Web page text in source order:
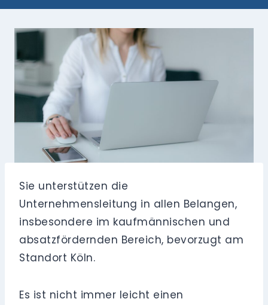
Sie unterstützen die
Unternehmensleitung in allen Belangen,
insbesondere im kaufmännischen und
absatzfördernden Bereich, bevorzugt am
Standort Köln.
Es ist nicht immer leicht einen